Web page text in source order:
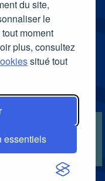
du site,
le
moment
plus, consultez
situé tout
essentiels
des
& Consent Framework
Platform n°92.
encliquant ici.